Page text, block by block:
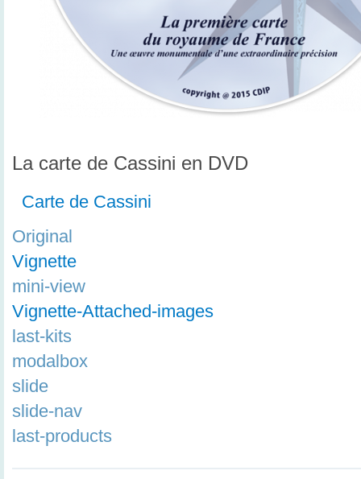
La carte de Cassini en DVD
Carte de Cassini
Original
Vignette
mini-view
Vignette-Attached-images
last-kits
modalbox
slide
slide-nav
last-products